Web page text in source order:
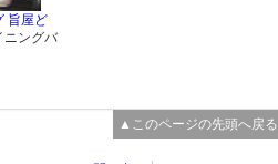
旨屋ど
ニングバ
▲このページの先頭へ戻る